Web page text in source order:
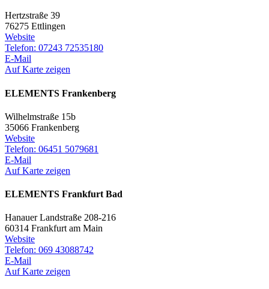
Hertzstraße 39
76275 Ettlingen
Website
Telefon: 07243 72535180
E-Mail
Auf Karte zeigen
ELEMENTS Frankenberg
Wilhelmstraße 15b
35066 Frankenberg
Website
Telefon: 06451 5079681
E-Mail
Auf Karte zeigen
ELEMENTS Frankfurt Bad
Hanauer Landstraße 208-216
60314 Frankfurt am Main
Website
Telefon: 069 43088742
E-Mail
Auf Karte zeigen